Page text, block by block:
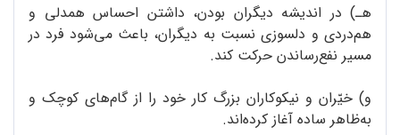
هـ) در اندیشه دیگران بودن، داشتن احساس همدلی و
هم‌دردی و دلسوزی نسبت به دیگران، باعث می‌شود فرد در
مسیر نفع‌‌رساندن حرکت کند.
و) خیّران و نیکوکاران بزرگ کار خود را از گام‌های کوچک و
به‌ظاهر ساده آغاز کرده‌اند.